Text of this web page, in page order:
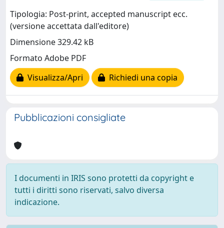
Tipologia: Post-print, accepted manuscript ecc.
(versione accettata dall'editore)
Dimensione 329.42 kB
Formato Adobe PDF
Visualizza/Apri
Richiedi una copia
Pubblicazioni consigliate
I documenti in IRIS sono protetti da copyright e
tutti i diritti sono riservati, salvo diversa
indicazione.